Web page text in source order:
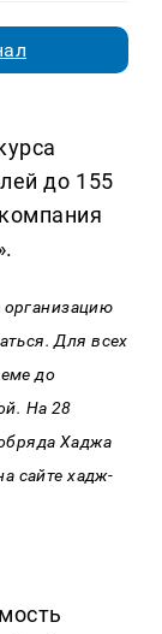
до 155
организацию
Для всех
до
На 28
Хаджа
сайте хадж-